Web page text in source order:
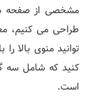
مشخصی از صفحه
طراحی می کنیم،
توانید منوی بالا
کنید که شامل سه
است.